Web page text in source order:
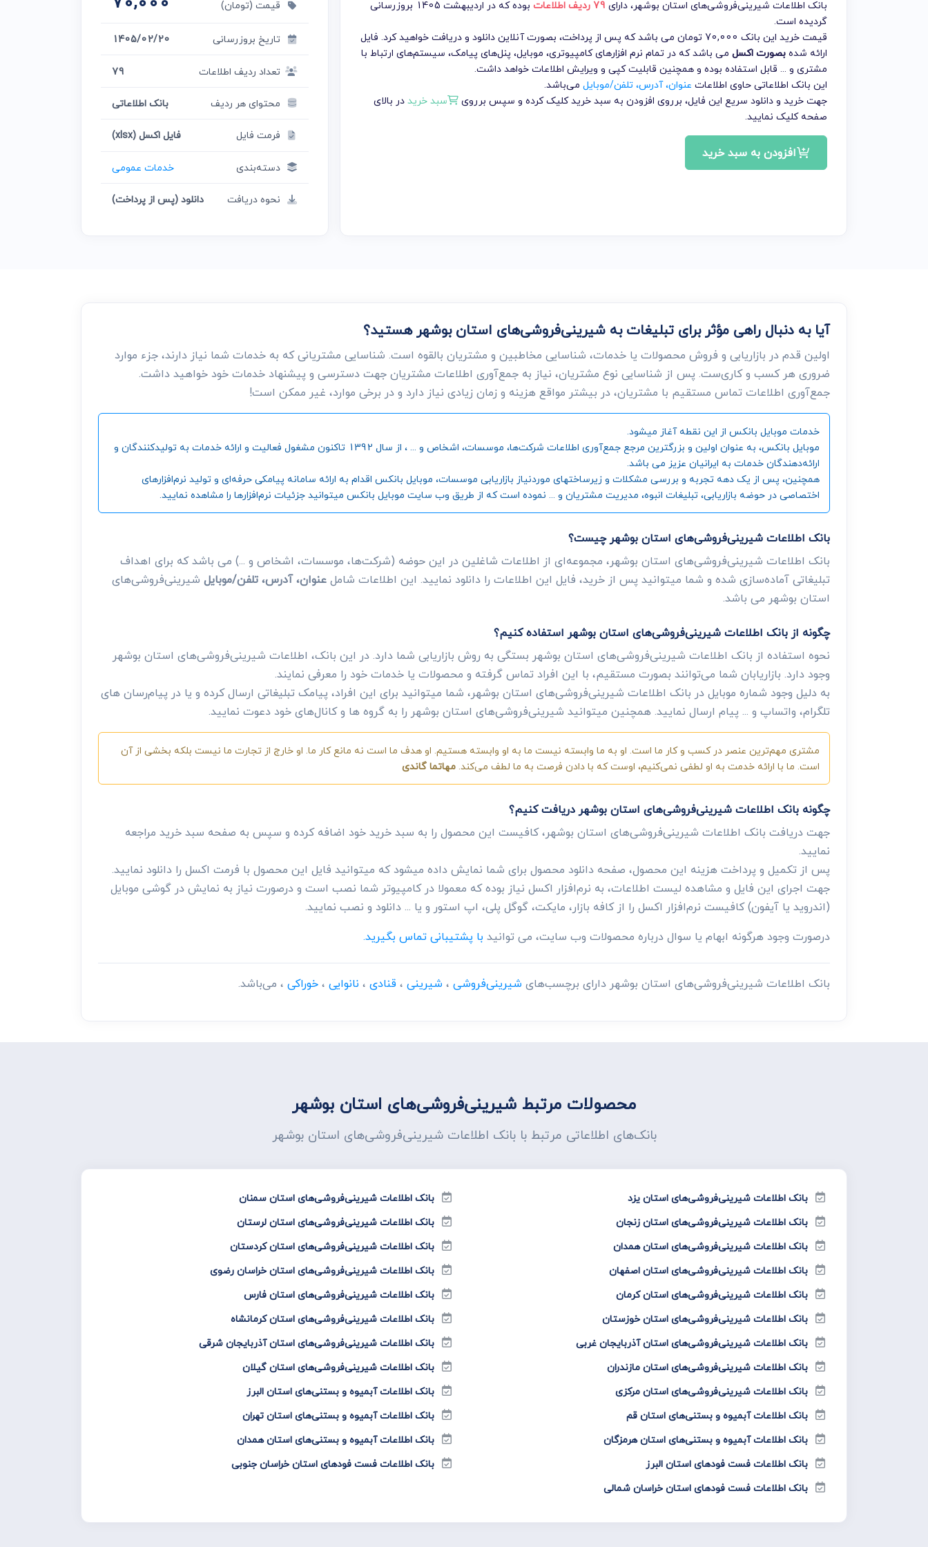
بانک اطلاعات شیرینی‌فروشی‌های استان بوشهر، دارای 79 ردیف اطلاعات
بوده که در اردیبهشت 1405 بروزرسانی
گردیده است.
قیمت خرید این بانک 70,000 تومان می باشد که پس از پرداخت، بصورت آنلاین دانلود و دریافت خواهید کرد. فایل
ارائه شدهبصورت اکسل می باشد که در تمام نرم افزارهای کامپیوتری، موبایل، پنل‌های پیامک، سیستم‌های ارتباط با
مشتری و ... قابل استفاده بوده و همچنین قابلیت کپی و ویرایش اطلاعات خواهد داشت.
این بانک اطلاعاتی حاوی اطلاعات عنوان، آدرس، تلفن/موبایل می‌باشد.
جهت خرید و دانلود سریع این فایل، برروی افزودن به سبد خرید کلیک کرده و سپس برروی
سبد خریددر بالای
صفحه کلیک نمایید.
افزودن به سبد خرید
قیمت (تومان)
تاریخ بروزرسانی
1405/02/20
تعداد ردیف اطلاعات
79
محتوای هر ردیف
بانک اطلاعاتی
فرمت فایل
فایل اکسل (xlsx)
دسته‌بندی
خدمات عمومی
نحوه دریافت
دانلود (پس از پرداخت)
آیا به دنبال راهی مؤثر برای تبلیغات به شیرینی‌فروشی‌های استان بوشهر هستید؟
اولین قدم در بازاریابی و فروش محصولات یا خدمات، شناسایی مخاطبین و مشتریان بالقوه است. شناسایی مشتریانی که به خدمات شما نیاز دارند، جزء موارد
ضروری هر کسب و کاری‌ست. پس از شناسایی نوع مشتریان، نیاز به جمع‌آوری اطلاعات مشتریان جهت دسترسی و پیشنهاد خدمات خود خواهید داشت.
جمع‌آوری اطلاعات تماس مستقیم با مشتریان، در بیشتر مواقع هزینه و زمان زیادی نیاز دارد و در برخی موارد، غیر ممکن است!
خدمات موبایل بانکس از این نقطه آغاز میشود.
موبایل بانکس، به عنوان اولین و بزرگترین مرجع جمع‌آوری اطلاعات شرکت‌ها، موسسات، اشخاص و ... ، از سال 1392 تاکنون مشغول فعالیت و ارائه خدمات به تولیدکنندگان و
ارائه‌دهندگان خدمات به ایرانیان عزیز می باشد.
همچنین، پس از یک دهه تجربه و بررسی مشکلات و زیرساختهای موردنیاز بازاریابی موسسات، موبایل بانکس اقدام به ارائه سامانه‌ پیامکی حرفه‌ای و تولید نرم‌افزارهای
اختصاصی در حوضه بازاریابی، تبلیغات انبوه، مدیریت مشتریان و ... نموده است که از طریق وب سایت موبایل بانکس میتوانید جزئیات نرم‌افزارها را مشاهده نمایید.
بانک اطلاعات شیرینی‌فروشی‌های استان بوشهر چیست؟
بانک اطلاعات شیرینی‌فروشی‌های استان بوشهر، مجموعه‌ای از اطلاعات شاغلین در این حوضه (شرکت‌ها، موسسات، اشخاص و ...) می باشد که برای اهداف
تبلیغاتی آماده‌سازی شده و شما میتوانید پس از خرید، فایل این اطلاعات را دانلود نمایید. این اطلاعات شاملعنوان، آدرس، تلفن/موبایل شیرینی‌فروشی‌های
استان بوشهر می باشد.
چگونه از بانک اطلاعات شیرینی‌فروشی‌های استان بوشهر استفاده کنیم؟
نحوه استفاده از بانک اطلاعات شیرینی‌فروشی‌های استان بوشهر بستگی به روش بازاریابی شما دارد. در این بانک، اطلاعات شیرینی‌فروشی‌های استان بوشهر
وجود دارد. بازاریابان شما می‌توانند بصورت مستقیم، با این افراد تماس گرفته و محصولات یا خدمات خود را معرفی نمایند.
به دلیل وجود شماره موبایل در بانک اطلاعات شیرینی‌فروشی‌های استان بوشهر، شما میتوانید برای این افراد، پیامک تبلیغاتی ارسال کرده و یا در پیام‌رسان های
تلگرام، واتساپ و ... پیام ارسال نمایید. همچنین میتوانید شیرینی‌فروشی‌های استان بوشهر را به گروه ها و کانال‌های خود دعوت نمایید.
مشتری مهم‌ترین عنصر در کسب و کار ما است. او به ما وابسته نیست ما به او وابسته هستیم. او هدف ما است نه مانع کار ما. او خارج از تجارت ما نیست بلکه بخشی از آن
است. ما با ارائه خدمت به او لطفی نمی‌کنیم، اوست که با دادن فرصت به ما لطف می‌کند. مهاتما گاندی
چگونه بانک اطلاعات شیرینی‌فروشی‌های استان بوشهر دریافت کنیم؟
جهت دریافت بانک اطلاعات شیرینی‌فروشی‌های استان بوشهر، کافیست این محصول را به سبد خرید خود اضافه کرده و سپس به صفحه سبد خرید مراجعه
نمایید.
پس از تکمیل و پرداخت هزینه این محصول، صفحه دانلود محصول برای شما نمایش داده میشود که میتوانید فایل این محصول با فرمت اکسل را دانلود نمایید.
جهت اجرای این فایل و مشاهده لیست اطلاعات، به نرم‌افزار اکسل نیاز بوده که معمولا در کامپیوتر شما نصب است و درصورت نیاز به نمایش در گوشی موبایل
(اندروید یا آیفون) کافیست نرم‌افزار اکسل را از کافه بازار، مایکت، گوگل پلی، اپ استور و یا ... دانلود و نصب نمایید.
درصورت وجود هرگونه ابهام یا سوال درباره محصولات وب سایت، می توانید با پشتیبانی تماس بگیرید.
بانک اطلاعات شیرینی‌فروشی‌های استان بوشهر دارای برچسب‌های شیرینی‌فروشی ، شیرینی ، قنادی ، نانوایی ،خوراکی ، می‌باشد.
محصولات مرتبط شیرینی‌فروشی‌های استان بوشهر
بانک‌های اطلاعاتی مرتبط با بانک اطلاعات شیرینی‌فروشی‌های استان بوشهر
بانک اطلاعات شیرینی‌فروشی‌های استان یزد
بانک اطلاعات شیرینی‌فروشی‌های استان سمنان
بانک اطلاعات شیرینی‌فروشی‌های استان زنجان
بانک اطلاعات شیرینی‌فروشی‌های استان لرستان
بانک اطلاعات شیرینی‌فروشی‌های استان همدان
بانک اطلاعات شیرینی‌فروشی‌های استان کردستان
بانک اطلاعات شیرینی‌فروشی‌های استان اصفهان
بانک اطلاعات شیرینی‌فروشی‌های استان خراسان رضوی
بانک اطلاعات شیرینی‌فروشی‌های استان کرمان
بانک اطلاعات شیرینی‌فروشی‌های استان فارس
بانک اطلاعات شیرینی‌فروشی‌های استان خوزستان
بانک اطلاعات شیرینی‌فروشی‌های استان کرمانشاه
بانک اطلاعات شیرینی‌فروشی‌های استان آذربایجان غربی
بانک اطلاعات شیرینی‌فروشی‌های استان آذربایجان شرقی
بانک اطلاعات شیرینی‌فروشی‌های استان مازندران
بانک اطلاعات شیرینی‌فروشی‌های استان گیلان
بانک اطلاعات شیرینی‌فروشی‌های استان مرکزی
بانک اطلاعات آبمیوه و بستنی‌های استان البرز
بانک اطلاعات آبمیوه و بستنی‌های استان قم
بانک اطلاعات آبمیوه و بستنی‌های استان تهران
بانک اطلاعات آبمیوه و بستنی‌های استان هرمزگان
بانک اطلاعات آبمیوه و بستنی‌های استان همدان
بانک اطلاعات فست فود‌های استان البرز
بانک اطلاعات فست فود‌های استان خراسان جنوبی
بانک اطلاعات فست فود‌های استان خراسان شمالی